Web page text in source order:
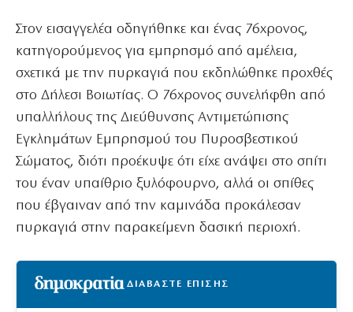
Στον εισαγγελέα οδηγήθηκε και ένας 76χρονος,
κατηγορούμενος για εμπρησμό από αμέλεια,
σχετικά με την πυρκαγιά που εκδηλώθηκε προχθές
στο Δήλεσι Βοιωτίας. Ο 76χρονος συνελήφθη από
υπαλλήλους της Διεύθυνσης Αντιμετώπισης
Εγκλημάτων Εμπρησμού του Πυροσβεστικού
Σώματος, διότι προέκυψε ότι είχε ανάψει στο σπίτι
του έναν υπαίθριο ξυλόφουρνο, αλλά οι σπίθες
που έβγαιναν από την καμινάδα προκάλεσαν
πυρκαγιά στην παρακείμενη δασική περιοχή.
ΔΙΑΒΑΣΤΕ ΕΠΙΣΗΣ